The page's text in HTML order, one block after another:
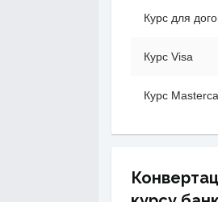
Курс для
Курс Visa
Курс